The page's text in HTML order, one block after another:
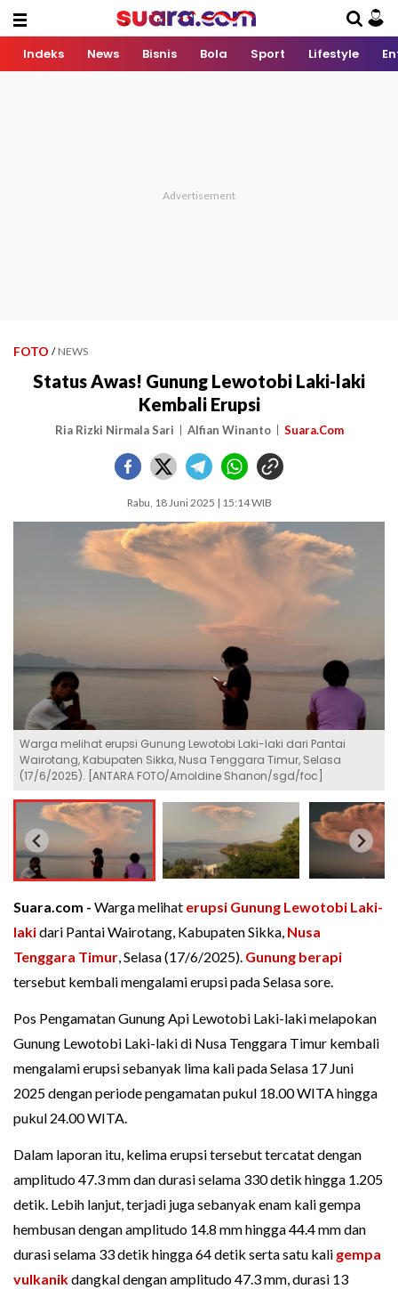
Indeks News Bisnis Bola Sport Lifestyle
FOTO / NEWS
Status Awas! Gunung Lewotobi Laki-laki
Kembali Erupsi
Ria Rizki Nirmala Sari Alfian Winanto Suara.Com
Rabu, 18 Juni 2025 | 15:14 WIB
Warga melihat erupsi Gunung Lewotobi Laki-laki dari Pantai
Wairotang, Kabupaten Sikka, Nusa Tenggara Timur, Selasa
(17/6/2025). [ANTARA FOTO/Arnoldine Shanon/sgd/foc]
Suara.com - Warga melihat erupsi Gunung Lewotobi Laki-
lakidari Pantai Wairotang, Kabupaten Sikka, Nusa
Tenggara Timur, Selasa (17/6/2025). Gunung berapi
tersebut kembali mengalami erupsi pada Selasa sore.
Pos Pengamatan Gunung Api Lewotobi Laki-laki melapokan
Gunung Lewotobi Laki-laki di Nusa Tenggara Timur kembali
mengalami erupsi sebanyak lima kali pada Selasa 17 Juni
2025 dengan periode pengamatan pukul 18.00 WITA hingga
pukul 24.00 WITA.
Dalam laporan itu, kelima erupsi tersebut tercatat dengan
amplitudo 47.3 mm dan durasi selama 330 detik hingga 1.205
detik. Lebih lanjut, terjadi juga sebanyak enam kali gempa
hembusan dengan amplitudo 14.8 mm hingga 44.4 mm dan
durasi selama 33 detik hingga 64 detik serta satu kali gempa
vulkanikdangkal dengan amplitudo 47.3 mm, durasi 13